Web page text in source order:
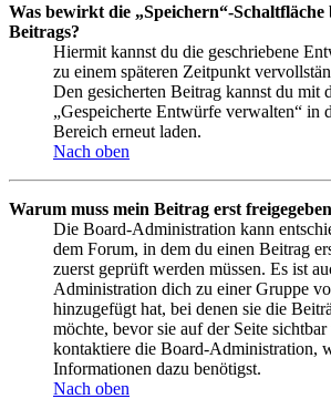
Was bewirkt die „Speichern“-Schaltfläche
Beitrags?
Hiermit kannst du die geschriebene
zu einem späteren Zeitpunkt
Den gesicherten Beitrag kannst du mit
„Gespeicherte Entwürfe verwalten“ in
Bereich erneut laden.
Nach oben
Warum muss mein Beitrag erst
Die Board-Administration kann
dem Forum, in dem du einen Beitrag
zuerst geprüft werden müssen. Es ist
Administration dich zu einer Gruppe
hinzugefügt hat, bei denen sie die
möchte, bevor sie auf der Seite
kontaktiere die Board-Administration,
Informationen dazu benötigst.
Nach oben